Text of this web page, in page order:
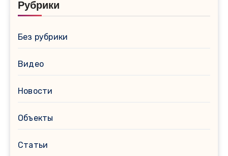
Рубрики
Без рубрики
Видео
Новости
Объекты
Статьи